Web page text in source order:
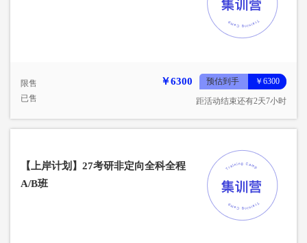
限售
已售
￥6300 预估到手 ￥6300
距活动结束还有2天7小时
【上岸计划】27考研非定向全科全程
A/B班